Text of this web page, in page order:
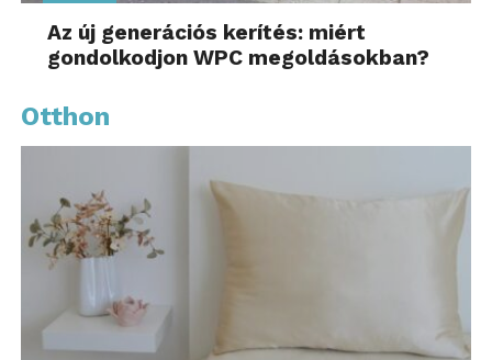
Az új generációs kerítés: miért
gondolkodjon WPC megoldásokban?
Otthon